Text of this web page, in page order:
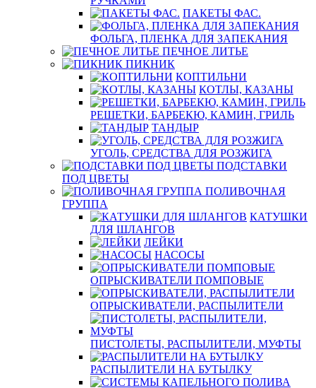
ПАКЕТЫ ФАС.
ФОЛЬГА, ПЛЕНКА ДЛЯ ЗАПЕКАНИЯ
ПЕЧНОЕ ЛИТЬЕ
ПИКНИК
КОПТИЛЬНИ
КОТЛЫ, КАЗАНЫ
РЕШЕТКИ, БАРБЕКЮ, КАМИН, ГРИЛЬ
ТАНДЫР
УГОЛЬ, СРЕДСТВА ДЛЯ РОЗЖИГА
ПОДСТАВКИ
ПОД ЦВЕТЫ
ПОЛИВОЧНАЯ
ГРУППА
КАТУШКИ
ДЛЯ ШЛАНГОВ
ЛЕЙКИ
НАСОСЫ
ОПРЫСКИВАТЕЛИ ПОМПОВЫЕ
ОПРЫСКИВАТЕЛИ, РАСПЫЛИТЕЛИ
ПИСТОЛЕТЫ, РАСПЫЛИТЕЛИ, МУФТЫ
РАСПЫЛИТЕЛИ НА БУТЫЛКУ